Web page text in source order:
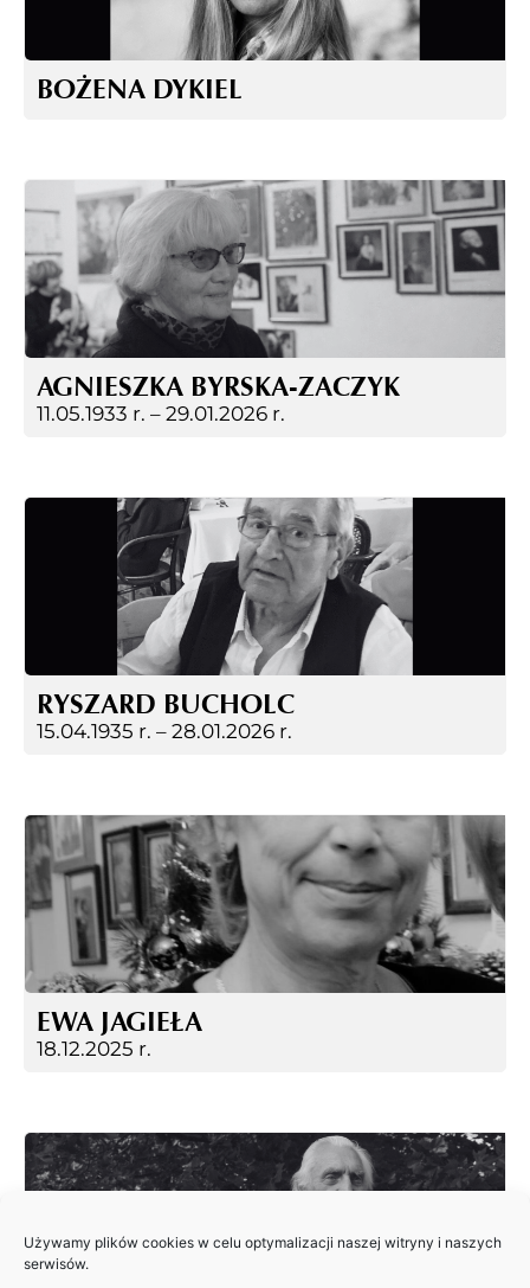
Używamy plików cookies w celu optymalizacji naszej witryny i naszych
serwisów.
BOŻENA DYKIEL
AGNIESZKA BYRSKA-ZACZYK
11.05.1933 r. – 29.01.2026 r.
RYSZARD BUCHOLC
15.04.1935 r. – 28.01.2026 r.
EWA JAGIEŁA
18.12.2025 r.